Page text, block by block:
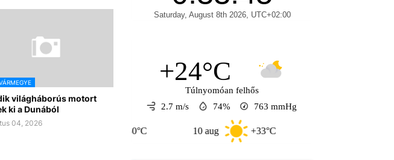
világháborús motort
ki a Dunából
04, 2026
+24°C
Túlnyomóan felhős
2.7 m/s
74% 763 mmHg
+33°C